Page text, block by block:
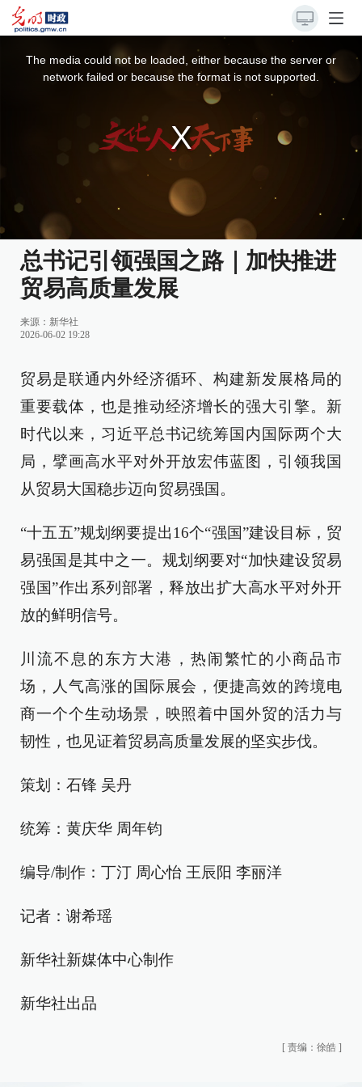
The media could not be loaded, either because the server or
network failed or because the format is not supported.
总书记引领强国之路｜加快推进
贸易高质量发展
来源： 新华社
2026-06-02 19:28
贸易是联通内外经济循环、构建新发展格局的
重要载体，也是推动经济增长的强大引擎。新
时代以来，习近平总书记统筹国内国际两个大
局，擘画高水平对外开放宏伟蓝图，引领我国
从贸易大国稳步迈向贸易强国。
“十五五”规划纲要提出16个“强国”建设目标，贸
易强国是其中之一。规划纲要对“加快建设贸易
强国”作出系列部署，释放出扩大高水平对外开
放的鲜明信号。
川流不息的东方大港，热闹繁忙的小商品市
场，人气高涨的国际展会，便捷高效的跨境电
商一个个生动场景，映照着中国外贸的活力与
韧性，也见证着贸易高质量发展的坚实步伐。
策划：石锋 吴丹
统筹：黄庆华 周年钧
编导/制作：丁汀 周心怡 王辰阳 李丽洋
记者：谢希瑶
新华社新媒体中心制作
新华社出品
[ 责编：徐皓 ]